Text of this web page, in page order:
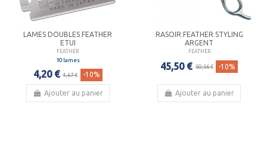
LAMES DOUBLES FEATHER
ETUI
FEATHER
10 lames
4,20 € 4,67 € -10%
Ajouter au panier
RASOIR FEATHER STYLING
ARGENT
FEATHER
45,50 € 50,56 € -10%
Ajouter au panier